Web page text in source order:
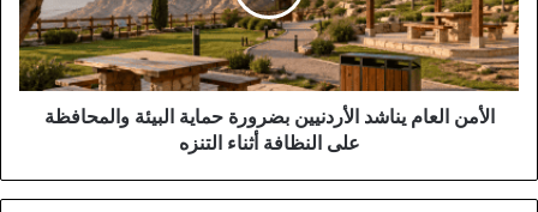
حماية
البيئة
والمحافظة
على
النظافة
الأمن العام يناشد الأردنيين بضرورة حماية البيئة والمحافظة
على النظافة أثناء التنزه